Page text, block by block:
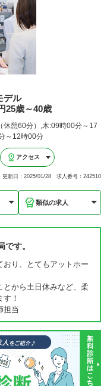
デル
25歳～40歳
休憩60分）,木:09時00分～17
～12時00分
アクセス
更新日：2025/01/28 求人番号：242510
類似の求人
す。
り、とてもアットホー
から土日休みなど、柔
！
担当